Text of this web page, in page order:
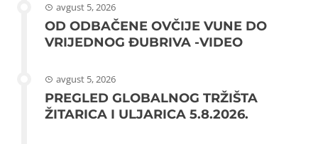
avgust 5, 2026
OD ODBAČENE OVČIJE VUNE DO
VRIJEDNOG ĐUBRIVA -VIDEO
avgust 5, 2026
PREGLED GLOBALNOG TRŽIŠTA
ŽITARICA I ULJARICA 5.8.2026.